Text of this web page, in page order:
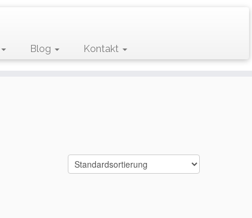
Blog Kontakt